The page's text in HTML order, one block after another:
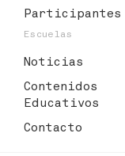
Participantes
Escuelas
Noticias
Contenidos
Educativos
Contacto